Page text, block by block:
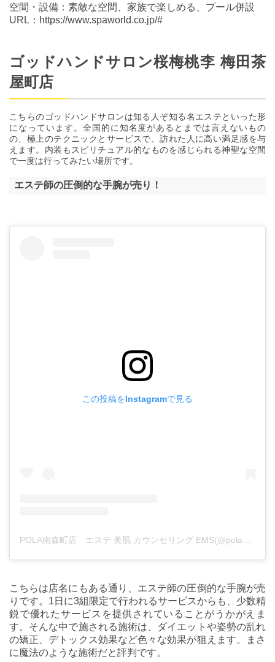
空間・設備：素敵な空間、家族で楽しめる、プール併設
URL：https://www.spaworld.co.jp/#
ゴッドハンドサロン桜梅桃李 梅田茶
屋町店
こちらのゴッドハンドサロンは知る人ぞ知る名エステといった形
になっています。全国的に知名度があるとまでは言えないもの
の、極上のテクニックとサービスで、訪れた人に高い満足感を与
えます。内装もスピリチュアル的なものを感じられる神聖な空間
で一度は行ってみたい場所です。
エステ師の圧倒的な手腕が売り！
この投稿をInstagramで見る
POLA南森町店 エステ 美肌 カウンセリング EMS(@pola_minamimorimachi)がシェアした投稿
こちらは店名にもある通り、エステ師の圧倒的な手腕が売
りです。1日に3組限定で行われるサービスからも、少数精
鋭で優れたサービスを提供されていることがうかがえま
す。そんな中で施される施術は、ダイエットや姿勢の乱れ
の矯正、デトックス効果など色々な効果が狙えます。まさ
に魔法のような施術だと評判です。